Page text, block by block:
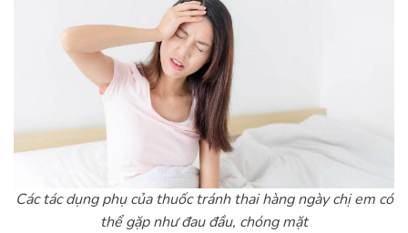
Các tác dụng phụ của thuốc tránh thai hàng ngày chị em có
thể gặp như đau đầu, chóng mặt